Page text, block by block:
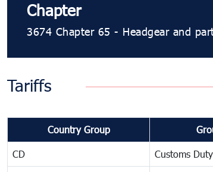
Chapter
3674 Chapter 65 - Headgear and
Tariffs
Country Group
CD Customs Duty